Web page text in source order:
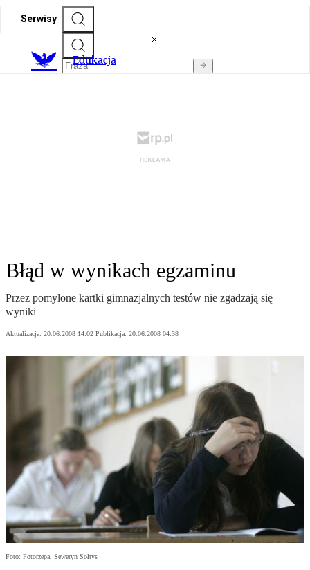
Serwisy
Edukacja
Błąd w wynikach egzaminu
Przez pomylone kartki gimnazjalnych testów nie zgadzają się
wyniki
Aktualizacja: 20.06.2008 14:02 Publikacja: 20.06.2008 04:38
Foto: Fotorzepa, Seweryn Sołtys